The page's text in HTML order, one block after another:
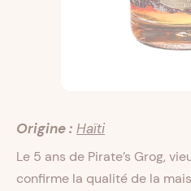
Origine : Haïti
Le 5 ans de Pirate’s Grog,
confirme la qualité de la